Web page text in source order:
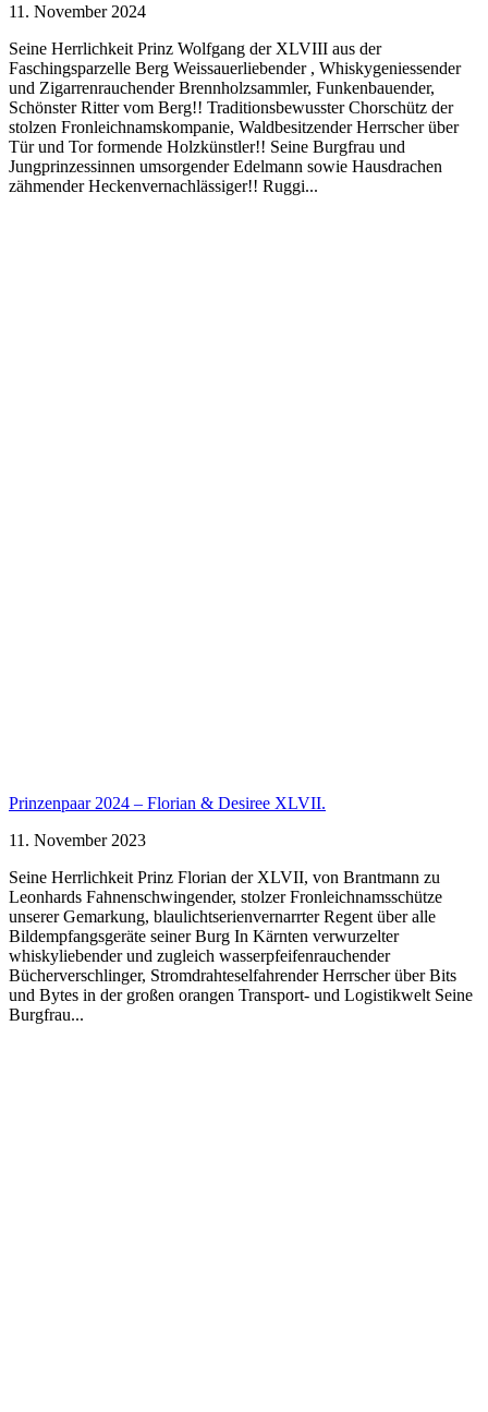
11. November 2024
Seine Herrlichkeit Prinz Wolfgang der XLVIII aus der
Faschingsparzelle Berg Weissauerliebender , Whiskygeniessender
und Zigarrenrauchender Brennholzsammler, Funkenbauender,
Schönster Ritter vom Berg!! Traditionsbewusster Chorschütz der
stolzen Fronleichnamskompanie, Waldbesitzender Herrscher über
Tür und Tor formende Holzkünstler!! Seine Burgfrau und
Jungprinzessinnen umsorgender Edelmann sowie Hausdrachen
zähmender Heckenvernachlässiger!! Ruggi...
Prinzenpaar 2024 – Florian & Desiree XLVII.
11. November 2023
Seine Herrlichkeit Prinz Florian der XLVII, von Brantmann zu
Leonhards Fahnenschwingender, stolzer Fronleichnamsschütze
unserer Gemarkung, blaulichtserienvernarrter Regent über alle
Bildempfangsgeräte seiner Burg In Kärnten verwurzelter
whiskyliebender und zugleich wasserpfeifenrauchender
Bücherverschlinger, Stromdrahteselfahrender Herrscher über Bits
und Bytes in der großen orangen Transport- und Logistikwelt Seine
Burgfrau...